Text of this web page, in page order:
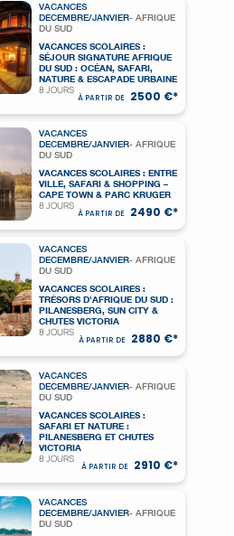
VACANCES
DECEMBRE/JANVIER- AFRIQUE
DU SUD
VACANCES SCOLAIRES :
SÉJOUR SIGNATURE AFRIQUE
DU SUD : OCÉAN, SAFARI,
NATURE & ESCAPADE URBAINE
8 JOURS
À PARTIR DE 2500 €*
VACANCES
DECEMBRE/JANVIER- AFRIQUE
DU SUD
VACANCES SCOLAIRES : ENTRE
VILLE, SAFARI & SHOPPING –
CAPE TOWN & PARC KRUGER
8 JOURS
À PARTIR DE 2490 €*
VACANCES
DECEMBRE/JANVIER- AFRIQUE
DU SUD
VACANCES SCOLAIRES :
TRÉSORS D'AFRIQUE DU SUD :
PILANESBERG, SUN CITY &
CHUTES VICTORIA
8 JOURS
À PARTIR DE 2880 €*
VACANCES
DECEMBRE/JANVIER- AFRIQUE
DU SUD
VACANCES SCOLAIRES :
SAFARI ET NATURE :
PILANESBERG ET CHUTES
VICTORIA
8 JOURS
À PARTIR DE 2910 €*
VACANCES
DECEMBRE/JANVIER- AFRIQUE
DU SUD